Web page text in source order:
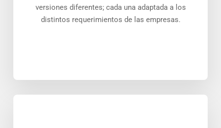
versiones diferentes; cada una adaptada a los
distintos requerimientos de las empresas.